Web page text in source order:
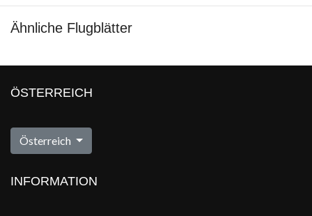
Ähnliche Flugblätter
ÖSTERREICH
Österreich
INFORMATION